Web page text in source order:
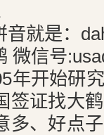
音就是：
微信号
年开始研
签证找大
多、好点